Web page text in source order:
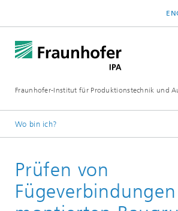
Fraunhofer-Institut für Produktionstechnik und
Wo bin ich?
Aktuelle Forschung
Bild- und Signalverarbeitung
Zerstörungsfreie Prüfung
Prüfen von